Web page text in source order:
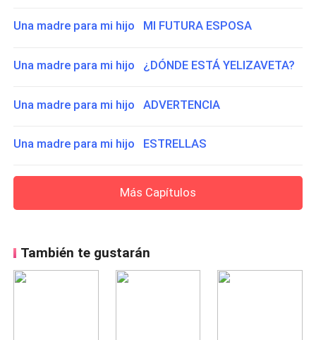
Una madre para mi hijo MI FUTURA ESPOSA
Una madre para mi hijo ¿DÓNDE ESTÁ YELIZAVETA?
Una madre para mi hijo ADVERTENCIA
Una madre para mi hijo ESTRELLAS
Más Capítulos
También te gustarán